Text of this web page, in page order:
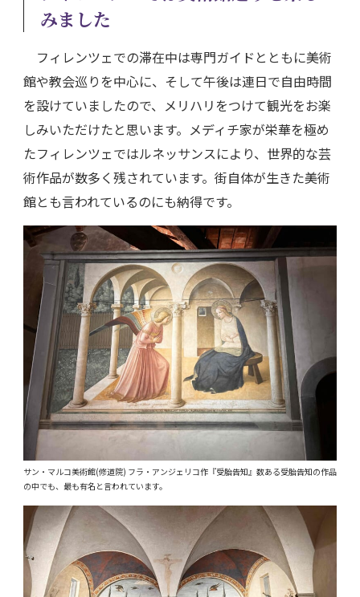
みました
フィレンツェでの滞在中は専門ガイドとともに美術
館や教会巡りを中心に、そして午後は連日で自由時間
を設けていましたので、メリハリをつけて観光をお楽
しみいただけたと思います。メディチ家が栄華を極め
たフィレンツェではルネッサンスにより、世界的な芸
術作品が数多く残されています。街自体が生きた美術
館とも言われているのにも納得です。
サン・マルコ美術館(修道院) フラ・アンジェリコ作『受胎告知』数ある受胎告知の作品
の中でも、最も有名と言われています。